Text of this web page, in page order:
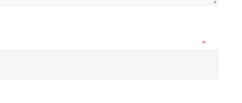
*